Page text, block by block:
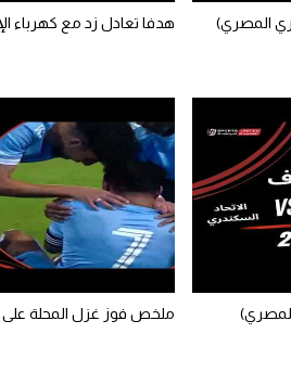
هدفا تعادل زد مع كهرباء الإسماعيلية 1-1
ملخص فوز غزل المحلة على حرس الحدود